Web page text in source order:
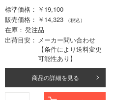
標準価格
￥19,100
販売価格
￥14,323 （税込）
在庫
発注品
出荷目安
メーカー問い合わせ
【条件により送料変更
可能性あり】
商品の詳細を見る